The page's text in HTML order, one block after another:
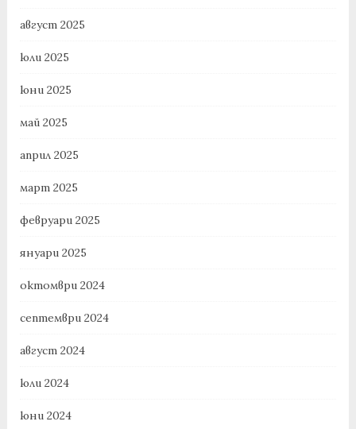
август 2025
юли 2025
юни 2025
май 2025
април 2025
март 2025
февруари 2025
януари 2025
октомври 2024
септември 2024
август 2024
юли 2024
юни 2024